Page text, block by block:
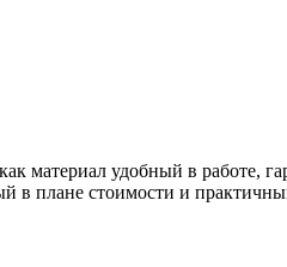
материал удобный в
плане стоимости и